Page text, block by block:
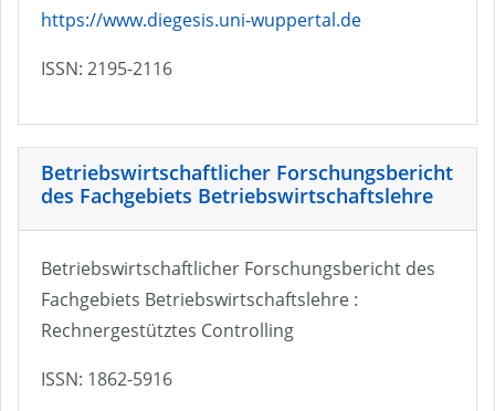
https://www.diegesis.uni-wuppertal.de
ISSN: 2195-2116
Betriebswirtschaftlicher Forschungsbericht
des Fachgebiets Betriebswirtschaftslehre
Betriebswirtschaftlicher Forschungsbericht des
Fachgebiets Betriebswirtschaftslehre :
Rechnergestütztes Controlling
ISSN: 1862-5916